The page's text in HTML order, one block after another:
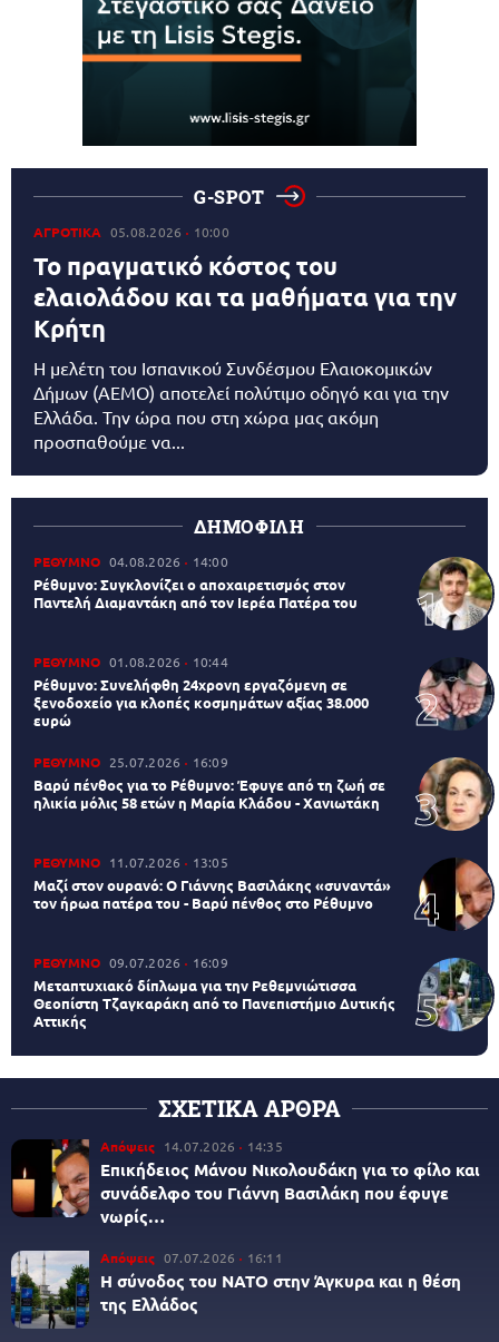
G-SPOT
ΑΓΡΟΤΙΚΑ 05.08.2026 10:00
Το πραγματικό κόστος του
ελαιολάδου και τα μαθήματα για την
Κρήτη
Η μελέτη του Ισπανικού Συνδέσμου Ελαιοκομικών
Δήμων (AEMO) αποτελεί πολύτιμο οδηγό και για την
Ελλάδα. Την ώρα που στη χώρα μας ακόμη
προσπαθούμε να...
ΔΗΜΟΦΙΛΗ
ΡΕΘΥΜΝΟ 04.08.2026 14:00
Ρέθυμνο: Συγκλονίζει ο αποχαιρετισμός στον
Παντελή Διαμαντάκη από τον Ιερέα Πατέρα του
ΡΕΘΥΜΝΟ 01.08.2026 10:44
Ρέθυμνο: Συνελήφθη 24χρονη εργαζόμενη σε
ξενοδοχείο για κλοπές κοσμημάτων αξίας 38.000
ευρώ
ΡΕΘΥΜΝΟ 25.07.2026 16:09
Βαρύ πένθος για το Ρέθυμνο: Έφυγε από τη ζωή σε
ηλικία μόλις 58 ετών η Μαρία Κλάδου - Χανιωτάκη
ΡΕΘΥΜΝΟ 11.07.2026 13:05
Μαζί στον ουρανό: Ο Γιάννης Βασιλάκης «συναντά»
τον ήρωα πατέρα του - Βαρύ πένθος στο Ρέθυμνο
ΡΕΘΥΜΝΟ 09.07.2026 16:09
Μεταπτυχιακό δίπλωμα για την Ρεθεμνιώτισσα
Θεοπίστη Τζαγκαράκη από το Πανεπιστήμιο Δυτικής
Αττικής
ΣΧΕΤΙΚΑ ΑΡΘΡΑ
Απόψεις 14.07.2026 14:35
Επικήδειος Μάνου Νικολουδάκη για το φίλο και
συνάδελφο του Γιάννη Βασιλάκη που έφυγε
νωρίς…
Απόψεις 07.07.2026 16:11
Η σύνοδος του ΝΑΤΟ στην Άγκυρα και η θέση
της Ελλάδος